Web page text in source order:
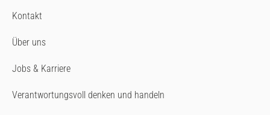
Kontakt
Über uns
Jobs & Karriere
Verantwortungsvoll denken und handeln